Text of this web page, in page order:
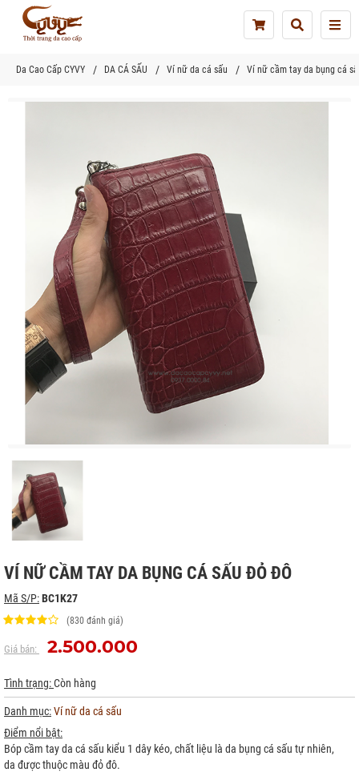
Da Cao Cấp CYVY DA CÁ SẤU Ví nữ da cá sấu Ví nữ cầm tay da bụng cá
VÍ NỮ CẦM TAY DA BỤNG CÁ SẤU ĐỎ ĐÔ
Mã S/P:BC1K27
(830 đánh giá)
Giá bán: 2.500.000
Tình trạng:Còn hàng
Danh mục:Ví nữ da cá sấu
Điểm nổi bật:
Bóp cầm tay da cá sấu kiểu 1 dây kéo, chất liệu là da bụng cá sấu tự nhiên,
da được thuộc màu đỏ đô.